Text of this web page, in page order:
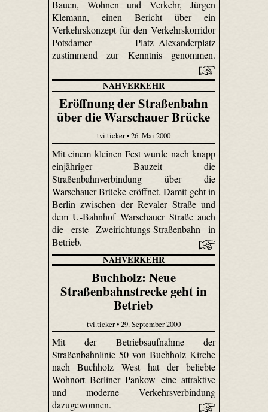
Bauen, Wohnen und Verkehr, Jürgen
Klemann, einen Bericht über ein
Verkehrskonzept für den Verkehrskorridor
Potsdamer Platz–Alexanderplatz
zustimmend zur Kenntnis genommen.
NAHVERKEHR
Eröffnung der Straßenbahn
über die Warschauer Brücke
tvi.ticker • 26. Mai 2000
Mit einem kleinen Fest wurde nach knapp
einjähriger Bauzeit die
Straßenbahnverbindung über die
Warschauer Brücke eröffnet. Damit geht in
Berlin zwischen der Revaler Straße und
dem U-Bahnhof Warschauer Straße auch
die erste Zweirichtungs-Straßenbahn in
Betrieb.
NAHVERKEHR
Buchholz: Neue
Straßenbahnstrecke geht in
Betrieb
tvi.ticker • 29. September 2000
Mit der Betriebsaufnahme der
Straßenbahnlinie 50 von Buchholz Kirche
nach Buchholz West hat der beliebte
Wohnort Berliner Pankow eine attraktive
und moderne Verkehrsverbindung
dazugewonnen.